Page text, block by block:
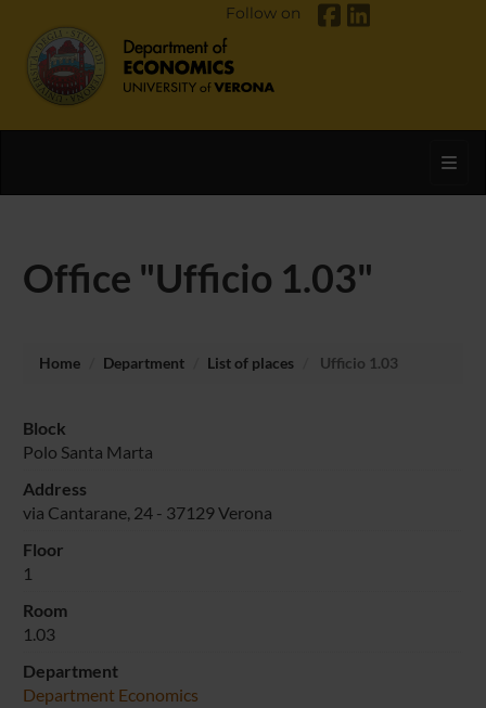
Follow on
Office "Ufficio 1.03"
Home Department List of places Ufficio 1.03
Block
Polo Santa Marta
Address
via Cantarane, 24 - 37129 Verona
Floor
1
Room
1.03
Department
Department Economics